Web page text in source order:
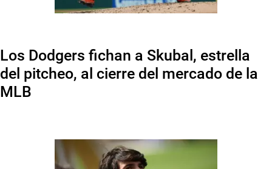
Los Dodgers fichan a Skubal, estrella
del pitcheo, al cierre del mercado de la
MLB